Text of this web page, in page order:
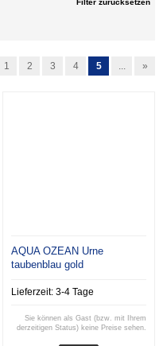
Filter zurücksetzen
1 2 3 4 5 ... »
AQUA OZEAN Urne
taubenblau gold
Lieferzeit:3-4 Tage
Sie können als Gast (bzw. mit Ihrem
derzeitigen Status) keine Preise sehen.